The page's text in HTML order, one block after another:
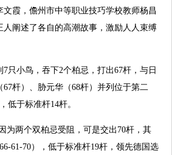
霞，儋州市中等职业技巧学校教师杨昌
人阐述了各自的高潮故事，激励人人束缚
只小鸟，吞下2个柏忌，打出67杆，与日
杆）、胁元华（68杆）并列位于第二
低于标准杆14杆。
为两个双柏忌受阻，可是交出70杆，其
61-70），低于标准杆19杆，领先德国选